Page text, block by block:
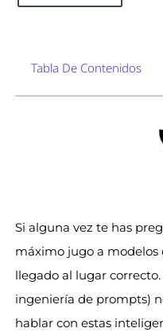
Tabla De Contenidos
Si alguna vez te has
máximo jugo a modelos
llegado al lugar
ingeniería de prompts)
hablar con estas